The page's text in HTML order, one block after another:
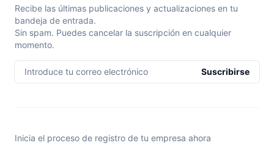
Recibe las últimas publicaciones y actualizaciones en tu
bandeja de entrada.
Sin spam. Puedes cancelar la suscripción en cualquier
momento.
Introduce tu correo electrónico Suscribirse
Inicia el proceso de registro de tu empresa ahora